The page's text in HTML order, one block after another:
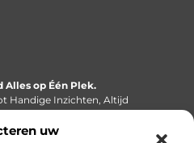
uw
Alles op Één Plek.
Handige Inzichten, Altijd